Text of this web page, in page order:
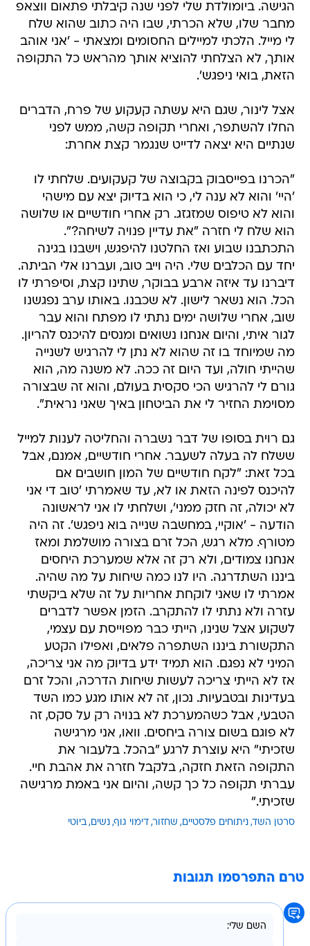
הגישה. ביומולדת שלי לפני שנה קיבלתי פתאום ווצאפ
מחבר שלו, שלא הכרתי, שבו היה כתוב שהוא שלח
לי מייל. הלכתי למיילים החסומים ומצאתי - 'אני אוהב
אותך, לא הצלחתי להוציא אותך מהראש כל התקופה
הזאת, בואי ניפגש'.
אצל לינור, שגם היא עשתה קעקוע של פרח, הדברים
החלו להשתפר, ואחרי תקופה קשה, ממש לפני
שנתיים היא יצאה לדייט שנגמר קצת אחרת:
"הכרנו בפייסבוק בקבוצה של קעקועים. שלחתי לו
'היי' והוא לא ענה לי, כי הוא בדיוק יצא עם מישהי
והוא לא טיפוס שמזגזג. רק אחרי חודשיים או שלושה
הוא שלח לי חזרה "את עדיין פנויה לשיחה?".
התכתבנו שבוע ואז החלטנו להיפגש, וישבנו בגינה
יחד עם הכלבים שלי. היה וייב טוב, ועברנו אלי הביתה.
דיברנו עד איזה ארבע בבוקר, שתינו קצת, וסיפרתי לו
הכל. הוא נשאר לישון. לא שכבנו. באותו ערב נפגשנו
שוב, אחרי שלושה ימים נתתי לו מפתח והוא עבר
לגור איתי, והיום אנחנו נשואים ומנסים להיכנס להריון.
מה שמיוחד בו זה שהוא לא נתן לי להרגיש לשנייה
שהייתי חולה, ועד היום זה ככה. לא משנה מה, הוא
גורם לי להרגיש הכי סקסית בעולם, והוא זה שבצורה
מסוימת החזיר לי את הביטחון באיך שאני נראית".
גם רוית בסופו של דבר נשברה והחליטה לענות למייל
ששלח לה בעלה לשעבר. אחרי חודשיים, אמנם, אבל
בכל זאת: "לקח חודשיים של המון חושבים אם
להיכנס לפינה הזאת או לא, עד שאמרתי 'טוב די אני
לא יכולה, זה חזק ממני', ושלחתי לו אני לראשונה
הודעה - 'אוקיי, במחשבה שנייה בוא ניפגש'. זה היה
מטורף. מלא רגש, הכל זרם בצורה מושלמת ומאז
אנחנו צמודים, ולא רק זה אלא שמערכת היחסים
ביננו השתדרגה. היו לנו כמה שיחות על מה שהיה.
אמרתי לו שאני לוקחת אחריות על זה שלא ביקשתי
עזרה ולא נתתי לו להתקרב. הזמן אפשר לדברים
לשקוע אצל שנינו, הייתי כבר מפוייסת עם עצמי,
התקשורת ביננו השתפרה פלאים, ואפילו הקטע
המיני לא נפגם. הוא תמיד ידע בדיוק מה אני צריכה,
אז לא הייתי צריכה לעשות שיחות הדרכה, והכל זרם
בעדינות ובטבעיות. נכון, זה לא אותו מגע כמו השד
הטבעי, אבל כשהמערכת לא בנויה רק על סקס, זה
לא פוגם בשום צורה ביחסים. וואו, אני מרגישה
שזכיתי" היא עוצרת לרגע "בהכל. בלעבור את
התקופה הזאת חזקה, בלקבל חזרה את אהבת חיי.
עברתי תקופה כל כך קשה, והיום אני באמת מרגישה
שזכיתי."
סרטן השד ניתוחים פלסטיים שחזור דימוי גוף נשים ביוטי
טרם התפרסמו תגובות